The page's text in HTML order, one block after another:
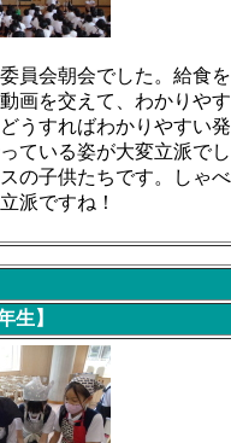
員会朝会でした。給食
画を交えて、わかりや
うすればわかりやすい
ている姿が大変立派で
の子供たちです。しゃ
派ですね！
生】